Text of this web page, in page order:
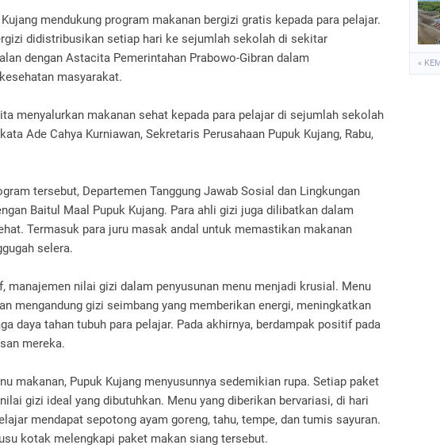
mendukung program makanan bergizi gratis kepada para pelajar.
didistribusikan setiap hari ke sejumlah sekolah di sekitar
dengan Astacita Pemerintahan Prabowo-Gibran dalam
masyarakat.
menyalurkan makanan sehat kepada para pelajar di sejumlah sekolah
Ade Cahya Kurniawan, Sekretaris Perusahaan Pupuk Kujang, Rabu,
tersebut, Departemen Tanggung Jawab Sosial dan Lingkungan
Baitul Maal Pupuk Kujang. Para ahli gizi juga dilibatkan dalam
Termasuk para juru masak andal untuk memastikan makanan
selera.
manajemen nilai gizi dalam penyusunan menu menjadi krusial. Menu
mengandung gizi seimbang yang memberikan energi, meningkatkan
daya tahan tubuh para pelajar. Pada akhirnya, berdampak positif pada
mereka.
makanan, Pupuk Kujang menyusunnya sedemikian rupa. Setiap paket
gizi ideal yang dibutuhkan. Menu yang diberikan bervariasi, di hari
mendapat sepotong ayam goreng, tahu, tempe, dan tumis sayuran.
kotak melengkapi paket makan siang tersebut.
«